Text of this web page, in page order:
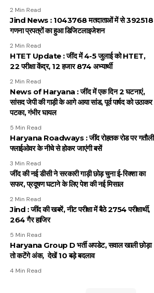
2 Min Read
Jind News : 1043768 मतदाताओं में से 392518
गणना प्रपत्रों का हुआ डिजिटलाइजेशन
2 Min Read
HTET Update : जींद में 4-5 जुलाई को HTET,
22 परीक्षा केंद्र, 12 हजार 874 अभ्यार्थी
2 Min Read
News of Haryana : जींद में एक दिन 2 घटनाएं,
सांसद जेपी की गाड़ी के आगे आया सांड, पूर्व पार्षद को उठाकर
पटका, गंभीर घायल
5 Min Read
Haryana Roadways : जींद रोहतक रोड पर गतौली
फ्लाईओवर के नीचे से होकर जाएंगी बसें
3 Min Read
जींद की नई डीसी ने सरकारी गाड़ी छोड़ चुना ई-रिक्शा का
सफर, प्रदूषण घटाने के लिए पेश की नई मिसाल
2 Min Read
Jind : जींद की खबरें, नीट परीक्षा में बैठे 2754 परीक्षार्थी,
264 गैर हाजिर
5 Min Read
Haryana Group D भर्ती अपडेट, सवाल खाली छोड़ा
तो कटेंगे अंक, देखें 10 बड़े बदलाव
4 Min Read